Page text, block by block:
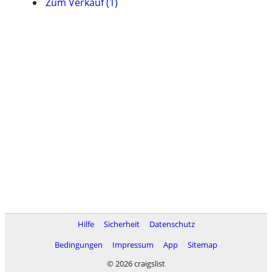
Hilfe Sicherheit
Datenschutz
Bedingungen
Impressum App
Sitemap
© 2026 craigslist